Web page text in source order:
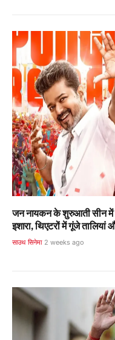
जन नायकन के शुरुआती सीन में
इशारा, थिएटरों में गूंजे तालियां
साउथ सिनेमा 2 weeks ago